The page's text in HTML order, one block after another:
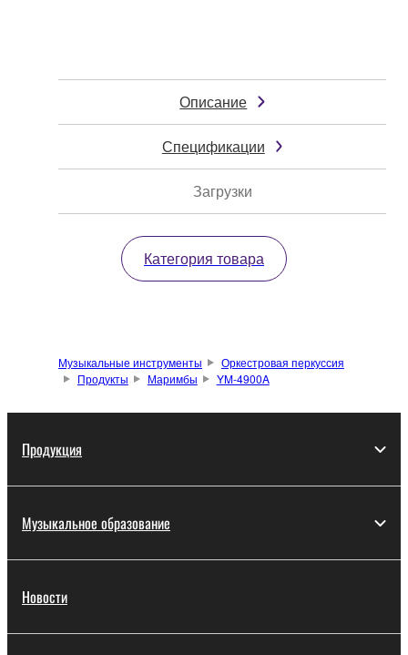
Описание
Спецификации
Загрузки
Категория товара
Музыкальные инструменты
Оркестровая перкуссия
Продукты
Маримбы YM-4900A
Продукция
Музыкальное образование
Новости